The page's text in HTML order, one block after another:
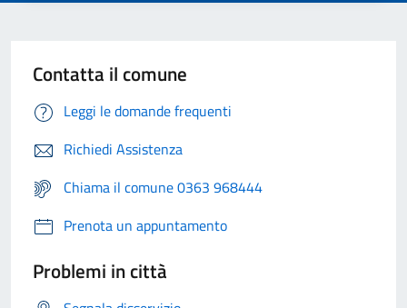
Contatta il comune
Leggi le domande frequenti
Richiedi Assistenza
Chiama il comune 0363 968444
Prenota un appuntamento
Problemi in città